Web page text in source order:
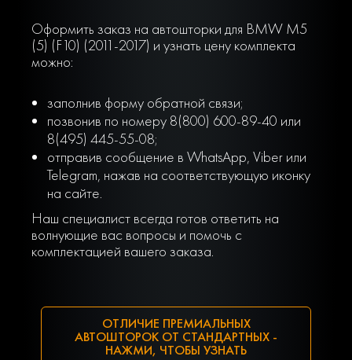
Оформить заказ на автошторки для BMW M5
(5) (F10) (2011-2017) и узнать цену комплекта
можно:
заполнив форму обратной связи;
позвонив по номеру 8(800) 600-89-40 или
8(495) 445-55-08;
отправив сообщение в WhatsApp, Viber или
Telegram, нажав на соответствующую иконку
на сайте.
Наш специалист всегда готов ответить на
волнующие вас вопросы и помочь с
комплектацией вашего заказа.
ОТЛИЧИЕ ПРЕМИАЛЬНЫХ
АВТОШТОРОК ОТ СТАНДАРТНЫХ -
НАЖМИ, ЧТОБЫ УЗНАТЬ